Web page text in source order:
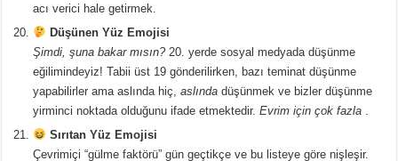
acı verici hale getirmek.
Düşünen Yüz Emojisi
Şimdi, şuna bakar mısın?20. yerde sosyal medyada düşünme
eğilimindeyiz! Tabii üst 19 gönderilirken, bazı teminat düşünme
yapabilirler ama aslında hiç,aslında düşünmek ve bizler düşünme
yirminci noktada olduğunu ifade etmektedir.Evrim için çok fazla
Sırıtan Yüz Emojisi
Çevrimiçi “gülme faktörü” gün geçtikçe ve bu listeye göre nişleşir.